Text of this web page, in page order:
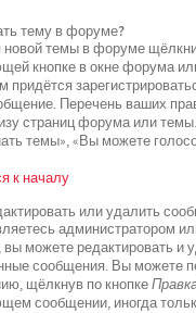
тему в форуме?
новой темы в форуме
кнопке в окне форума
придётся
Перечень ваших
страниц форума или
темы», «Вы можете
к началу
или удалить
администратором
можете редактировать и
сообщения. Вы можете
щёлкнув по кнопке
сообщении, иногда